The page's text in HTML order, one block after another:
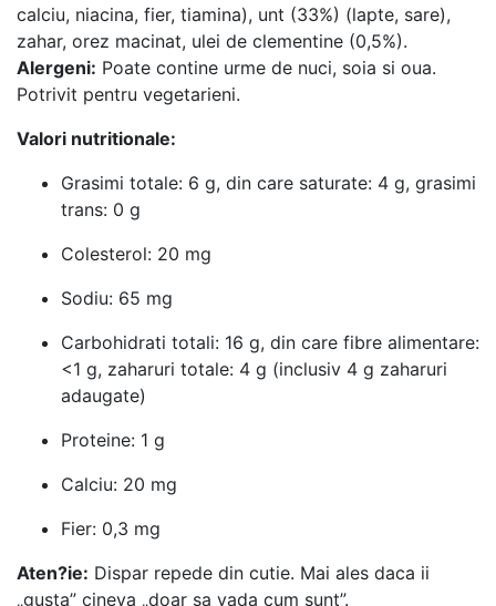
calciu, niacina, fier, tiamina), unt (33%) (lapte, sare),
zahar, orez macinat, ulei de clementine (0,5%).
Alergeni: Poate contine urme de nuci, soia si oua.
Potrivit pentru vegetarieni.
Valori nutritionale:
Grasimi totale: 6 g, din care saturate: 4 g, grasimi
trans: 0 g
Colesterol: 20 mg
Sodiu: 65 mg
Carbohidrati totali: 16 g, din care fibre alimentare:
<1 g, zaharuri totale: 4 g (inclusiv 4 g zaharuri
adaugate)
Proteine: 1 g
Calciu: 20 mg
Fier: 0,3 mg
Aten?ie: Dispar repede din cutie. Mai ales daca ii
„gusta” cineva „doar sa vada cum sunt”.